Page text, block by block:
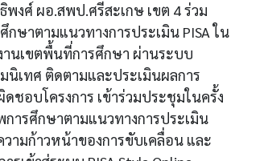
งศ์ ผอ.สพป.ศรีสะเกษ เขต 4 ร่วม
าตามแนวทางการประเมิน PISA ใน
นเขตพื้นที่การศึกษา ผ่านระบบ
นิเทศ ติดตามและประเมินผลการ
ชอบโครงการ เข้าร่วมประชุมในครั้ง
ารศึกษาตามแนวทางการประเมิน
ามก้าวหน้าของการขับเคลื่อน และ